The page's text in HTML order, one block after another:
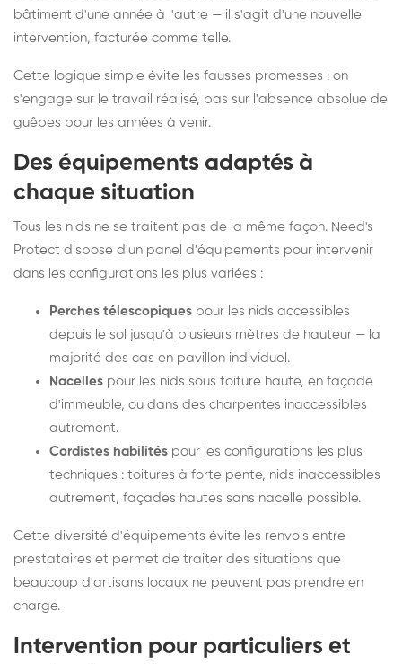
bâtiment d'une année à l'autre — il s'agit d'une nouvelle
intervention, facturée comme telle.
Cette logique simple évite les fausses promesses : on
s'engage sur le travail réalisé, pas sur l'absence absolue de
guêpes pour les années à venir.
Des équipements adaptés à
chaque situation
Tous les nids ne se traitent pas de la même façon. Need's
Protect dispose d'un panel d'équipements pour intervenir
dans les configurations les plus variées :
Perches télescopiques pour les nids accessibles
depuis le sol jusqu'à plusieurs mètres de hauteur — la
majorité des cas en pavillon individuel.
Nacelles pour les nids sous toiture haute, en façade
d'immeuble, ou dans des charpentes inaccessibles
autrement.
Cordistes habilités pour les configurations les plus
techniques : toitures à forte pente, nids inaccessibles
autrement, façades hautes sans nacelle possible.
Cette diversité d'équipements évite les renvois entre
prestataires et permet de traiter des situations que
beaucoup d'artisans locaux ne peuvent pas prendre en
charge.
Intervention pour particuliers et